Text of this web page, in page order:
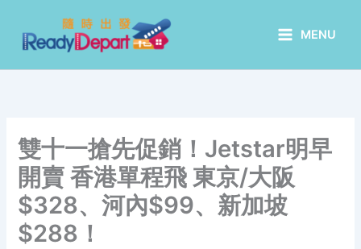
content
MENU
雙十一搶先促銷！Jetstar明早
開賣 香港單程飛 東京/大阪
$328、河內$99、新加坡
$288！